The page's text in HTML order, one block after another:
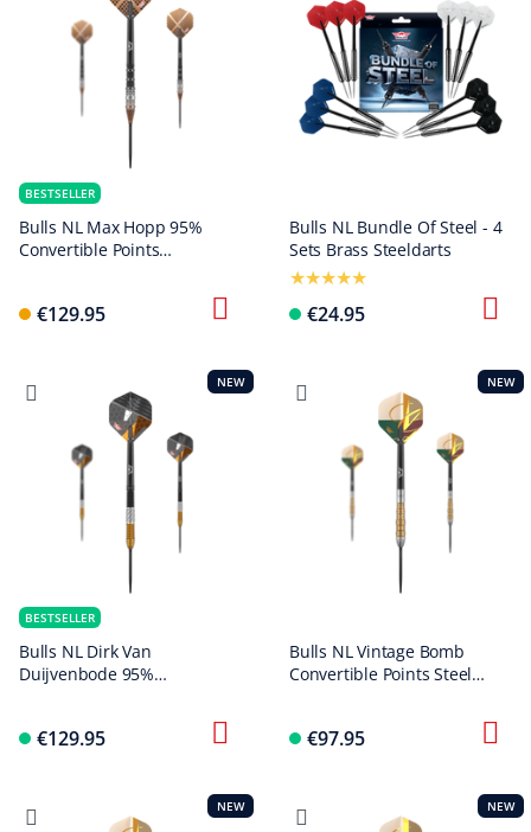
BESTSELLER
Bulls NL Max Hopp 95%
Convertible Points
€129.95
Bulls NL Bundle Of Steel - 4
Sets Brass Steeldarts
€24.95
NEW
BESTSELLER
Bulls NL Dirk Van
Duijvenbode 95%
€129.95
NEW
Bulls NL Vintage Bomb
Convertible Points Steel
€97.95
NEW NEW